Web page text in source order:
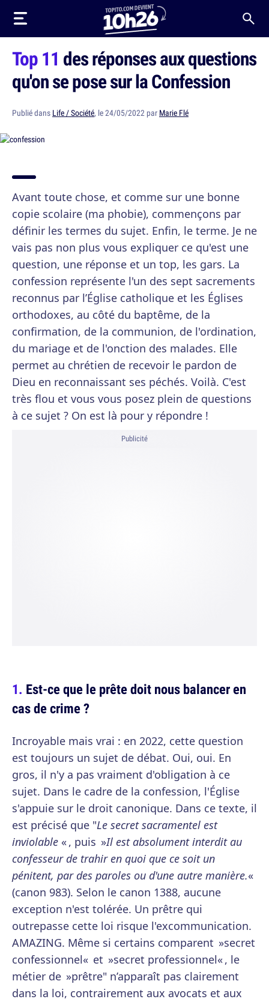
Top 11 des réponses aux questions
qu'on se pose sur la Confession
Publié dans Life / Société, le 24/05/2022 par Marie Flé
Avant toute chose, et comme sur une bonne
copie scolaire (ma phobie), commençons par
définir les termes du sujet. Enfin, le terme. Je ne
vais pas non plus vous expliquer ce qu'est une
question, une réponse et un top, les gars. La
confession représente l'un des sept sacrements
reconnus par l’Église catholique et les Églises
orthodoxes, au côté du baptême, de la
confirmation, de la communion, de l'ordination,
du mariage et de l'onction des malades. Elle
permet au chrétien de recevoir le pardon de
Dieu en reconnaissant ses péchés. Voilà. C'est
très flou et vous vous posez plein de questions
à ce sujet ? On est là pour y répondre !
Publicité
Est-ce que le prête doit nous balancer en
cas de crime ?
Incroyable mais vrai : en 2022, cette question
est toujours un sujet de débat. Oui, oui. En
gros, il n'y a pas vraiment d'obligation à ce
sujet. Dans le cadre de la confession, l'Église
s'appuie sur le droit canonique. Dans ce texte, il
est précisé que "Le secret sacramentel est
inviolable « , puis »Il est absolument interdit au
confesseur de trahir en quoi que ce soit un
pénitent, par des paroles ou d'une autre manière.«
(canon 983). Selon le canon 1388, aucune
exception n'est tolérée. Un prêtre qui
outrepasse cette loi risque l'excommunication.
AMAZING. Même si certains comparent »secret
confessionnel« et »secret professionnel« , le
métier de »prêtre" n’apparaît pas clairement
dans la loi, contrairement aux avocats et aux